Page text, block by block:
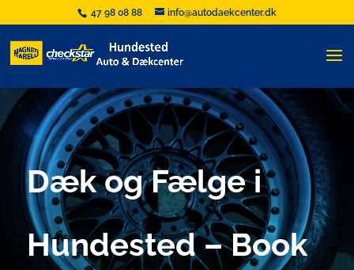
47 98 08 88 info@autodaekcenter.dk
Dæk og Fælge i
Hundested – Book